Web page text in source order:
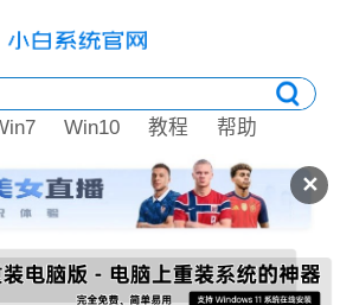
✕
Win10 教程 帮助